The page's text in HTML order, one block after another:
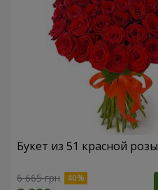
Букет из 51 красной розы
6 665 грн